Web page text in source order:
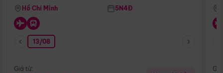
Singapore
Hồ Chí Minh 5N4Đ
13/08
Giá từ: